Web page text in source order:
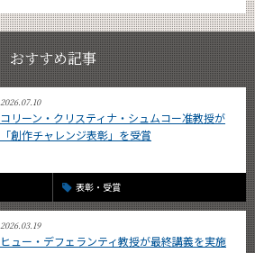
おすすめ記事
2026.07.10
コリーン・クリスティナ・シュムコー准教授が
「創作チャレンジ表彰」を受賞
表彰・受賞
2026.03.19
ヒュー・デフェランティ教授が最終講義を実施